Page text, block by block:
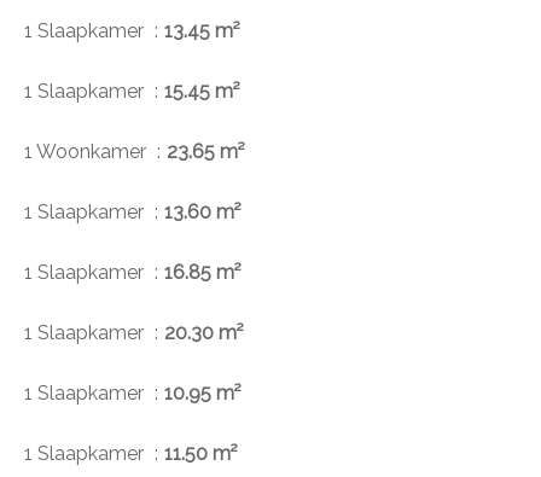
1 Slaapkamer 13.45 m²
1 Slaapkamer 15.45 m²
1 Woonkamer 23.65 m²
1 Slaapkamer 13.60 m²
1 Slaapkamer 16.85 m²
1 Slaapkamer 20.30 m²
1 Slaapkamer 10.95 m²
1 Slaapkamer 11.50 m²